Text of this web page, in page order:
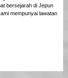
bersejarah di Jepun
mempunyai lawatan